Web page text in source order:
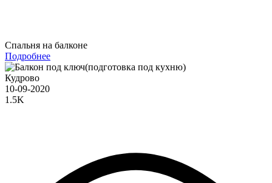
Спальня на балконе
Подробнее
Кудрово
10-09-2020
1.5K